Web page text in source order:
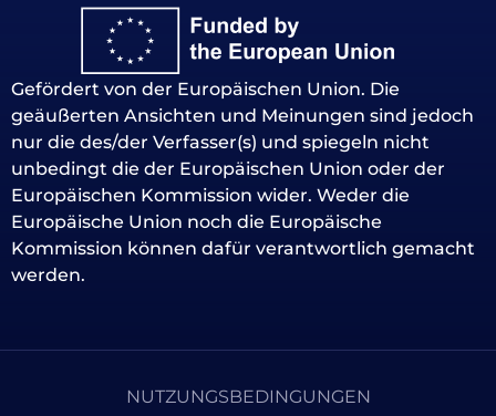
Gefördert von der Europäischen Union. Die
geäußerten Ansichten und Meinungen sind jedoch
nur die des/der Verfasser(s) und spiegeln nicht
unbedingt die der Europäischen Union oder der
Europäischen Kommission wider. Weder die
Europäische Union noch die Europäische
Kommission können dafür verantwortlich gemacht
werden.
NUTZUNGSBEDINGUNGEN